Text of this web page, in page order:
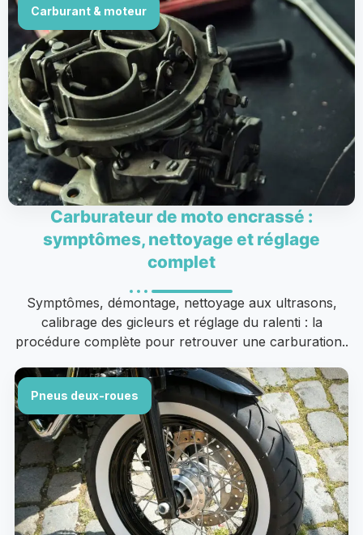
Carburant & moteur
Carburateur de moto encrassé :
symptômes, nettoyage et réglage
complet
Symptômes, démontage, nettoyage aux ultrasons,
calibrage des gicleurs et réglage du ralenti : la
procédure complète pour retrouver une carburation..
Pneus deux-roues